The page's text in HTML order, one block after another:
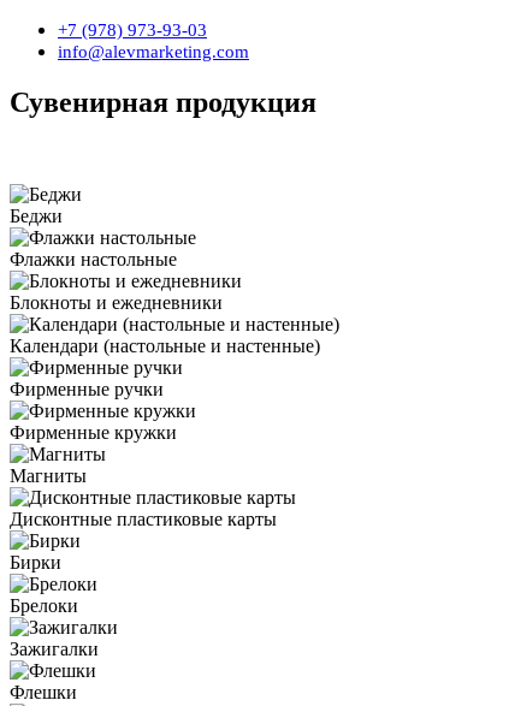
+7 (978) 973-93-03
info@alevmarketing.com
Сувенирная продукция
Беджи
Флажки настольные
Блокноты и ежедневники
Календари (настольные и настенные)
Фирменные ручки
Фирменные кружки
Магниты
Дисконтные пластиковые карты
Бирки
Брелоки
Зажигалки
Флешки